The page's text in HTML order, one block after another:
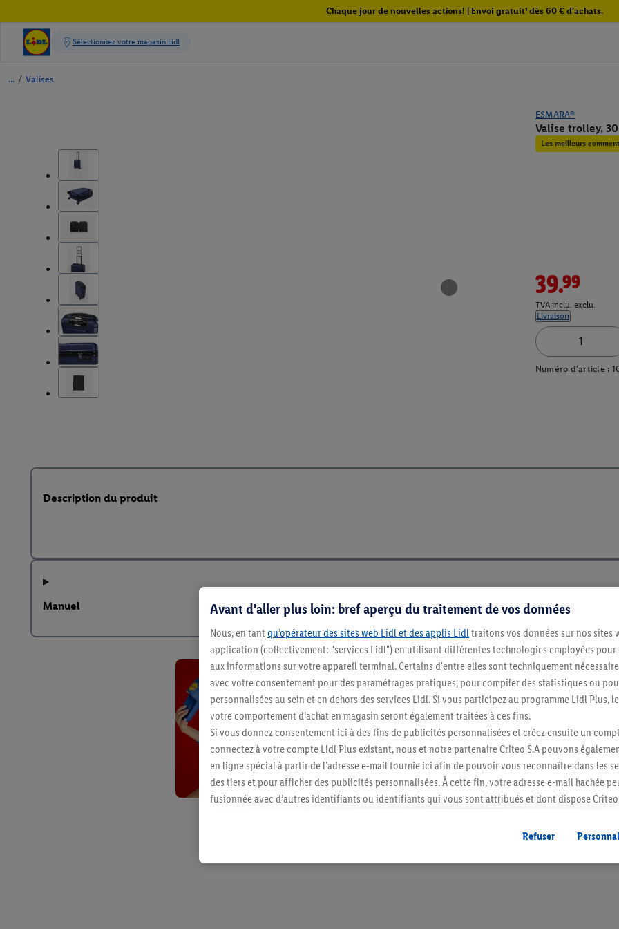
Chaque jour de nouvelles actions! | Envoi gratuit¹ dès 60 € d'achats.
/ Valises
ESMARA®
Valise trolley,
Les meilleurs
39.99
TVA inclu. exclu.
Livraison
Numéro d'article :
Description du produit
Manuel
Restez au
Abonnez-vous à la newsletter
S'abonner
Avant d'aller plus loin: bref aperçu du traitement de vos données
Nous, en tant qu’opérateur des sites web Lidl et des applis Lidl traitons vos données sur nos sites
application (collectivement: "services Lidl") en utilisant différentes technologies employées pour
aux informations sur votre appareil terminal. Certains d'entre elles sont techniquement
avec votre consentement pour des paramétrages pratiques, pour compiler des statistiques ou
personnalisées au sein et en dehors des services Lidl. Si vous participez au programme Lidl Plus,
votre comportement d’achat en magasin seront également traitées à ces fins.
Si vous donnez consentement ici à des fins de publicités personnalisées et créez ensuite un
connectez à votre compte Lidl Plus existant, nous et notre partenaire Criteo S.A pouvons
en ligne spécial à partir de l’adresse e-mail fournie ici afin de pouvoir vous reconnaître dans les
des tiers et pour afficher des publicités personnalisées. À cette fin, votre adresse e-mail hachée
fusionnée avec d’autres identifiants ou identifiants qui vous sont attribués et dont dispose Criteo
vous avez montré de l’intérêt (par exemple en plaçant le produit dans un panier d’un webshop
l’achat) peuvent également être affichées sur plusieurs apppareils et plusieurs services de Lidl si
plusieurs services de Lidl peuvent vous être attribués en utilisant votre adresse e-mail hachée et,
Refuser